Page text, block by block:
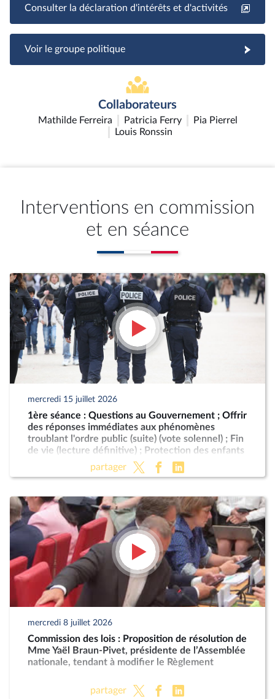
Consulter la déclaration d'intérêts et d'activités
Voir le groupe politique
Collaborateurs
Mathilde Ferreira Patricia Ferry
Pia Pierrel
Louis Ronssin
Interventions en commission
et en séance
mercredi 15 juillet 2026
1ère séance : Questions au Gouvernement ; Offrir
des réponses immédiates aux phénomènes
troublant l'ordre public (suite) (vote solennel) ; Fin
de vie (lecture définitive) ; Protection des enfants
partager
mercredi 8 juillet 2026
Commission des lois : Proposition de résolution de
Mme Yaël Braun-Pivet, présidente de l’Assemblée
nationale, tendant à modifier le Règlement
partager